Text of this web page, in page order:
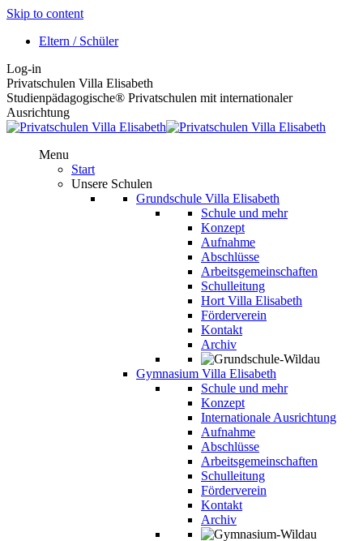
Skip to content
Eltern / Schüler
Log-in
Privatschulen Villa Elisabeth
Studienpädagogische® Privatschulen mit internationaler
Ausrichtung
Menu
Start
Unsere Schulen
Grundschule Villa Elisabeth
Schule und mehr
Konzept
Aufnahme
Abschlüsse
Arbeitsgemeinschaften
Schulleitung
Hort Villa Elisabeth
Förderverein
Kontakt
Archiv
Gymnasium Villa Elisabeth
Schule und mehr
Konzept
Internationale Ausrichtung
Aufnahme
Abschlüsse
Arbeitsgemeinschaften
Schulleitung
Förderverein
Kontakt
Archiv